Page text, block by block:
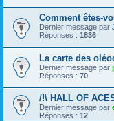
Comment êtes-
Dernier message par
Réponses : 1836
La carte des
Dernier message par
Réponses : 70
/!\ HALL OF
Dernier message par
Réponses : 12